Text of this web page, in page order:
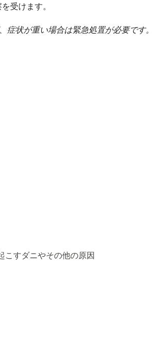
受けます。
状が重い場合は緊急処置が必要です。
こすダニやその他の原因